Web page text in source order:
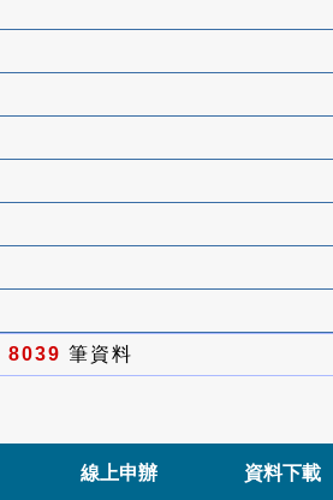
8039 筆資料
線上申辦 資料下載